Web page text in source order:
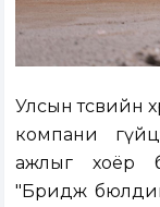
Улсын төсвийн
компани
ажлыг хоёр
"Бридж